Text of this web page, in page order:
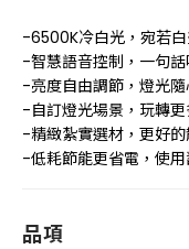
-6500K冷白光，宛若
-智慧語音控制，一句
-亮度自由調節，燈光隨
-自訂燈光場景，玩轉
-精緻紮實選材，更好
-低耗節能更省電，使
品項